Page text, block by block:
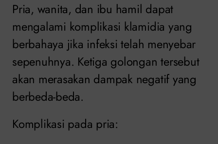
Pria, wanita, dan ibu hamil dapat
mengalami komplikasi klamidia yang
berbahaya jika infeksi telah menyebar
sepenuhnya. Ketiga golongan tersebut
akan merasakan dampak negatif yang
berbeda-beda.
Komplikasi pada pria: